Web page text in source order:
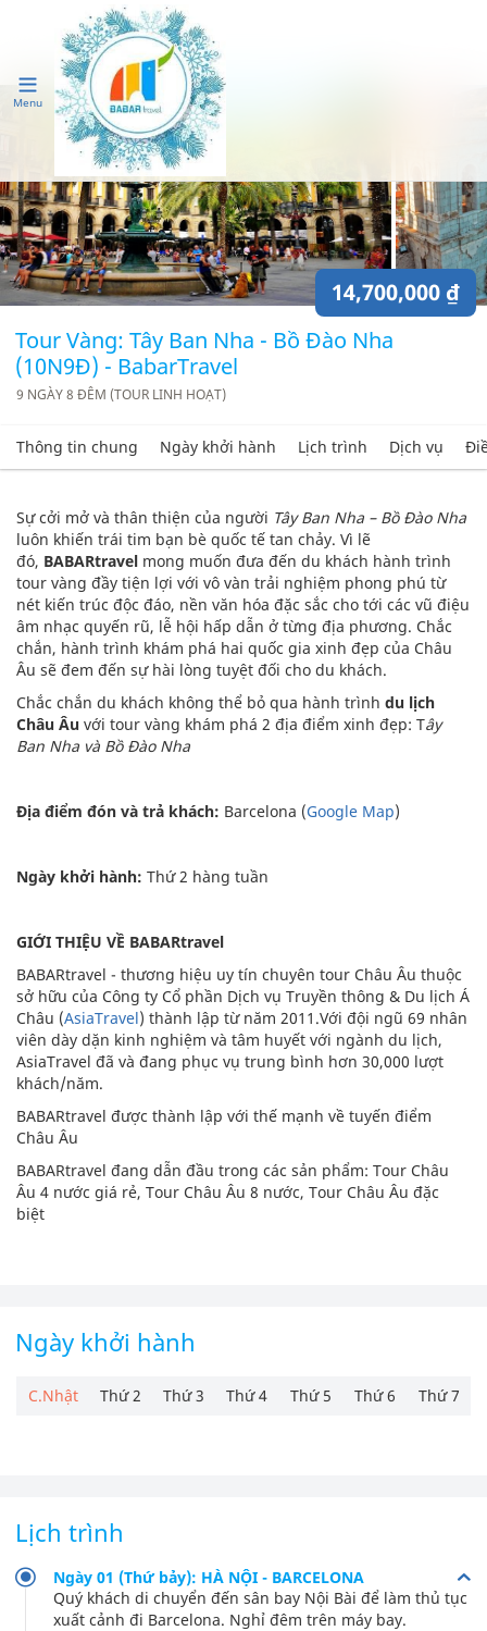
Menu
14,700,000 ₫
Tour Vàng: Tây Ban Nha - Bồ Đào Nha
(10N9Đ) - BabarTravel
9 NGÀY 8 ĐÊM (TOUR LINH HOẠT)
Thông tin chung Ngày khởi hành Lịch trình Dịch vụ
Sự cởi mở và thân thiện của người Tây Ban Nha – Bồ Đào Nha
luôn khiến trái tim bạn bè quốc tế tan chảy. Vì lẽ
đó, BABARtravel mong muốn đưa đến du khách hành trình
tour vàng đầy tiện lợi với vô vàn trải nghiệm phong phú từ
nét kiến trúc độc đáo, nền văn hóa đặc sắc cho tới các vũ điệu
âm nhạc quyến rũ, lễ hội hấp dẫn ở từng địa phương. Chắc
chắn, hành trình khám phá hai quốc gia xinh đẹp của Châu
Âu sẽ đem đến sự hài lòng tuyệt đối cho du khách.
Chắc chắn du khách không thể bỏ qua hành trình du lịch
Châu Âu với tour vàng khám phá 2 địa điểm xinh đẹp: Tây
Ban Nha và Bồ Đào Nha
Địa điểm đón và trả khách: Barcelona (Google Map)
Ngày khởi hành: Thứ 2 hàng tuần
GIỚI THIỆU VỀ BABARtravel
BABARtravel - thương hiệu uy tín chuyên tour Châu Âu thuộc
sở hữu của Công ty Cổ phần Dịch vụ Truyền thông & Du lịch Á
Châu (AsiaTravel) thành lập từ năm 2011.Với đội ngũ 69 nhân
viên dày dặn kinh nghiệm và tâm huyết với ngành du lịch,
AsiaTravel đã và đang phục vụ trung bình hơn 30,000 lượt
khách/năm.
BABARtravel được thành lập với thế mạnh về tuyến điểm
Châu Âu
BABARtravel đang dẫn đầu trong các sản phẩm: Tour Châu
Âu 4 nước giá rẻ, Tour Châu Âu 8 nước, Tour Châu Âu đặc
biệt
Ngày khởi hành
C.Nhật Thứ 2 Thứ 3 Thứ 4 Thứ 5 Thứ 6 Thứ 7
Lịch trình
Ngày 01 (Thứ bảy): HÀ NỘI - BARCELONA
Quý khách di chuyển đến sân bay Nội Bài để làm thủ tục
xuất cảnh đi Barcelona. Nghỉ đêm trên máy bay.